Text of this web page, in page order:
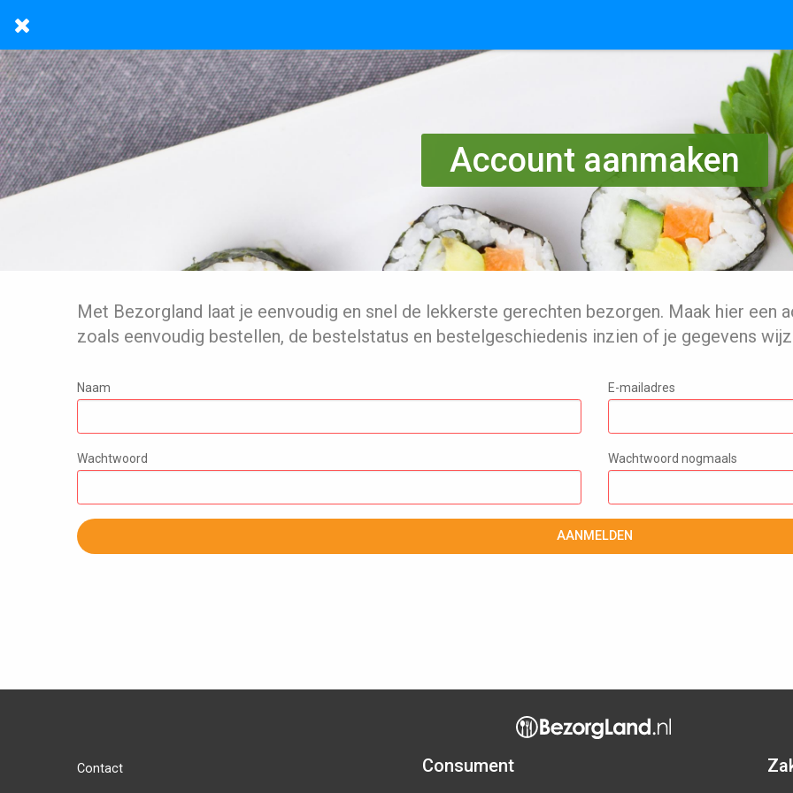
Account aanmaken
Met Bezorgland laat je eenvoudig en snel de lekkerste gerechten bezorgen. Maak hier een
zoals eenvoudig bestellen, de bestelstatus en bestelgeschiedenis inzien of je gegevens
Naam E-mailadres
Wachtwoord Wachtwoord nogmaals
AANMELDEN
Contact Consument